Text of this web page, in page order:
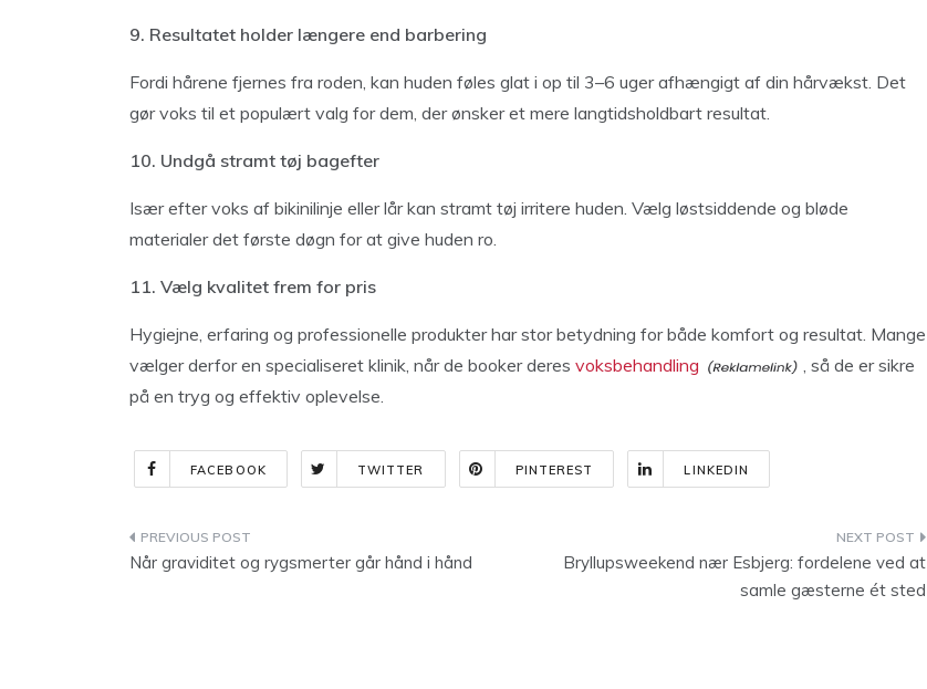
9. Resultatet holder længere end barbering
Fordi hårene fjernes fra roden, kan huden føles glat i op til 3–6 uger afhængigt af din hårvækst. Det
gør voks til et populært valg for dem, der ønsker et mere langtidsholdbart resultat.
10. Undgå stramt tøj bagefter
Især efter voks af bikinilinje eller lår kan stramt tøj irritere huden. Vælg løstsiddende og bløde
materialer det første døgn for at give huden ro.
11. Vælg kvalitet frem for pris
Hygiejne, erfaring og professionelle produkter har stor betydning for både komfort og resultat. Mange
vælger derfor en specialiseret klinik, når de booker deres voksbehandling
, så de er sikre
på en tryg og effektiv oplevelse.
FACEBOOK TWITTER PINTEREST LINKEDIN
Indlægsnavigation
Når graviditet og rygsmerter går hånd i hånd
Bryllupsweekend nær Esbjerg: fordelene ved at
samle gæsterne ét sted